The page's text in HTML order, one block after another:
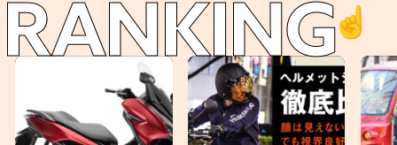
RANKING☝️